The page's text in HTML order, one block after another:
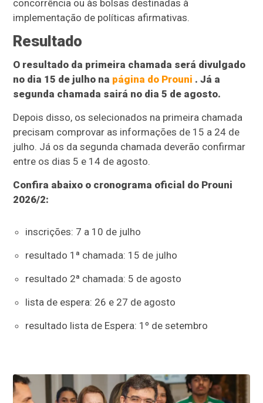
concorrência ou às bolsas destinadas à
implementação de políticas afirmativas.
Resultado
O resultado da primeira chamada será divulgado
no dia 15 de julho na página do Prouni . Já a
segunda chamada sairá no dia 5 de agosto.
Depois disso, os selecionados na primeira chamada
precisam comprovar as informações de 15 a 24 de
julho. Já os da segunda chamada deverão confirmar
entre os dias 5 e 14 de agosto.
Confira abaixo o cronograma oficial do Prouni
2026/2:
inscrições: 7 a 10 de julho
resultado 1ª chamada: 15 de julho
resultado 2ª chamada: 5 de agosto
lista de espera: 26 e 27 de agosto
resultado lista de Espera: 1º de setembro